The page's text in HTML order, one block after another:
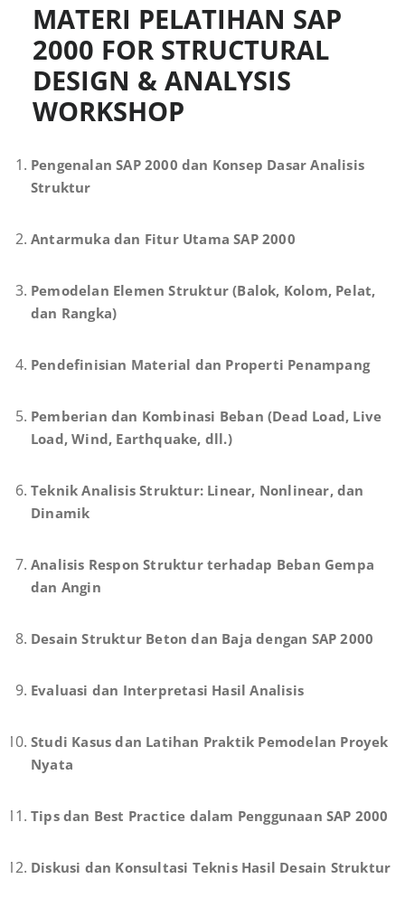
MATERI PELATIHAN SAP
2000 FOR STRUCTURAL
DESIGN & ANALYSIS
WORKSHOP
Pengenalan SAP 2000 dan Konsep Dasar Analisis
Struktur
Antarmuka dan Fitur Utama SAP 2000
Pemodelan Elemen Struktur (Balok, Kolom, Pelat,
dan Rangka)
Pendefinisian Material dan Properti Penampang
Pemberian dan Kombinasi Beban (Dead Load, Live
Load, Wind, Earthquake, dll.)
Teknik Analisis Struktur: Linear, Nonlinear, dan
Dinamik
Analisis Respon Struktur terhadap Beban Gempa
dan Angin
Desain Struktur Beton dan Baja dengan SAP 2000
Evaluasi dan Interpretasi Hasil Analisis
Studi Kasus dan Latihan Praktik Pemodelan Proyek
Nyata
Tips dan Best Practice dalam Penggunaan SAP 2000
Diskusi dan Konsultasi Teknis Hasil Desain Struktur